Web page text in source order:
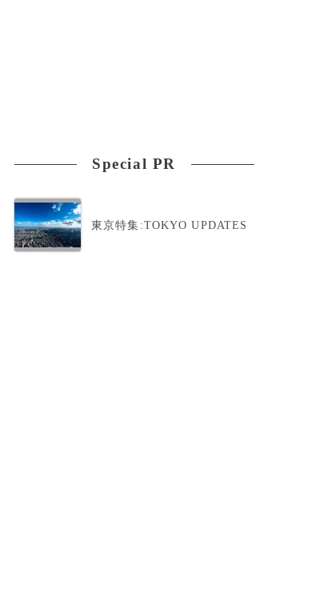
Special PR
東京特集:TOKYO UPDATES